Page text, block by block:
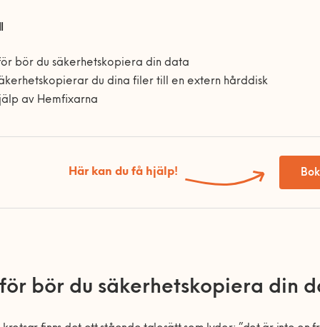
bör du säkerhetskopiera din data
du dina filer till en extern hårddisk
av Hemfixarna
Här kan du få hjälp!
bör du säkerhetskopiera din